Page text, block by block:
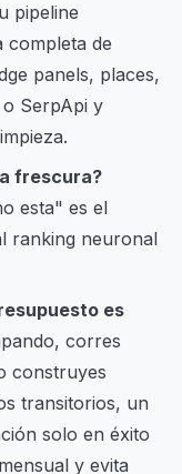
pipeline
completa de
panels, places,
SerpApi y
frescura?
esta" es el
ranking neuronal
es
corres
construyes
transitorios, un
solo en éxito
y evita